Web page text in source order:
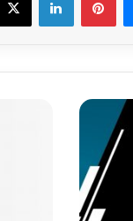
25.12.2025